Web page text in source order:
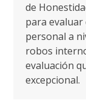
de
para
personal a
robos
evaluación
excepcional.